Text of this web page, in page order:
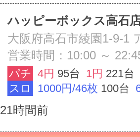
ハッピーボックス高石
営業時間：10:00 ～
パチ 4円 95台 1円 221台
スロ
1000円/46枚 100台
21時間前